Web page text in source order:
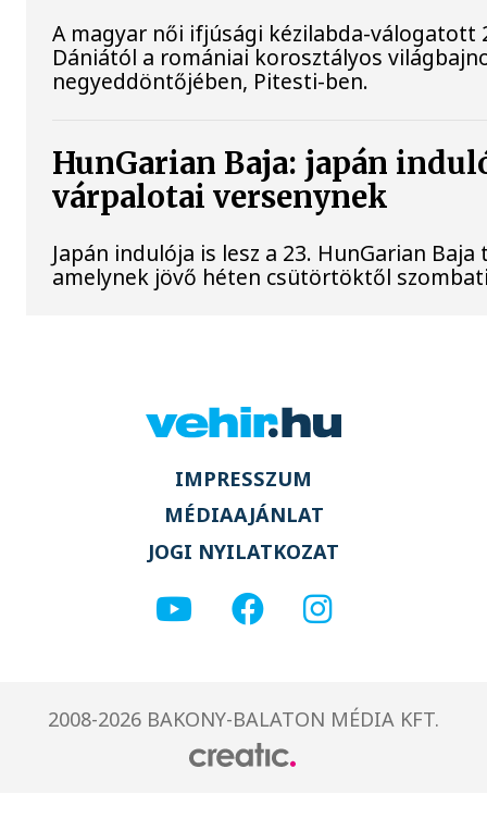
A magyar női ifjúsági kézilabda-válogatott
Dániától a romániai korosztályos
negyeddöntőjében, Pitesti-ben.
HunGarian Baja: japán
várpalotai versenynek
Japán indulója is lesz a 23. HunGarian
amelynek jövő héten csütörtöktől
IMPRESSZUM
MÉDIAAJÁNLAT
JOGI NYILATKOZAT
2008-2026 BAKONY-BALATON MÉDIA KFT.